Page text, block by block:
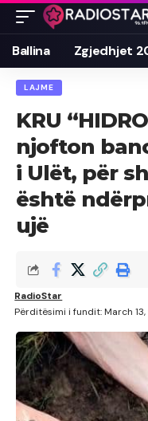
Ballina Zgjedhjet
LAJME
KRU
njofton
i Ulët, për
është
ujë
Përditësimi i fundit: March
RadioStar